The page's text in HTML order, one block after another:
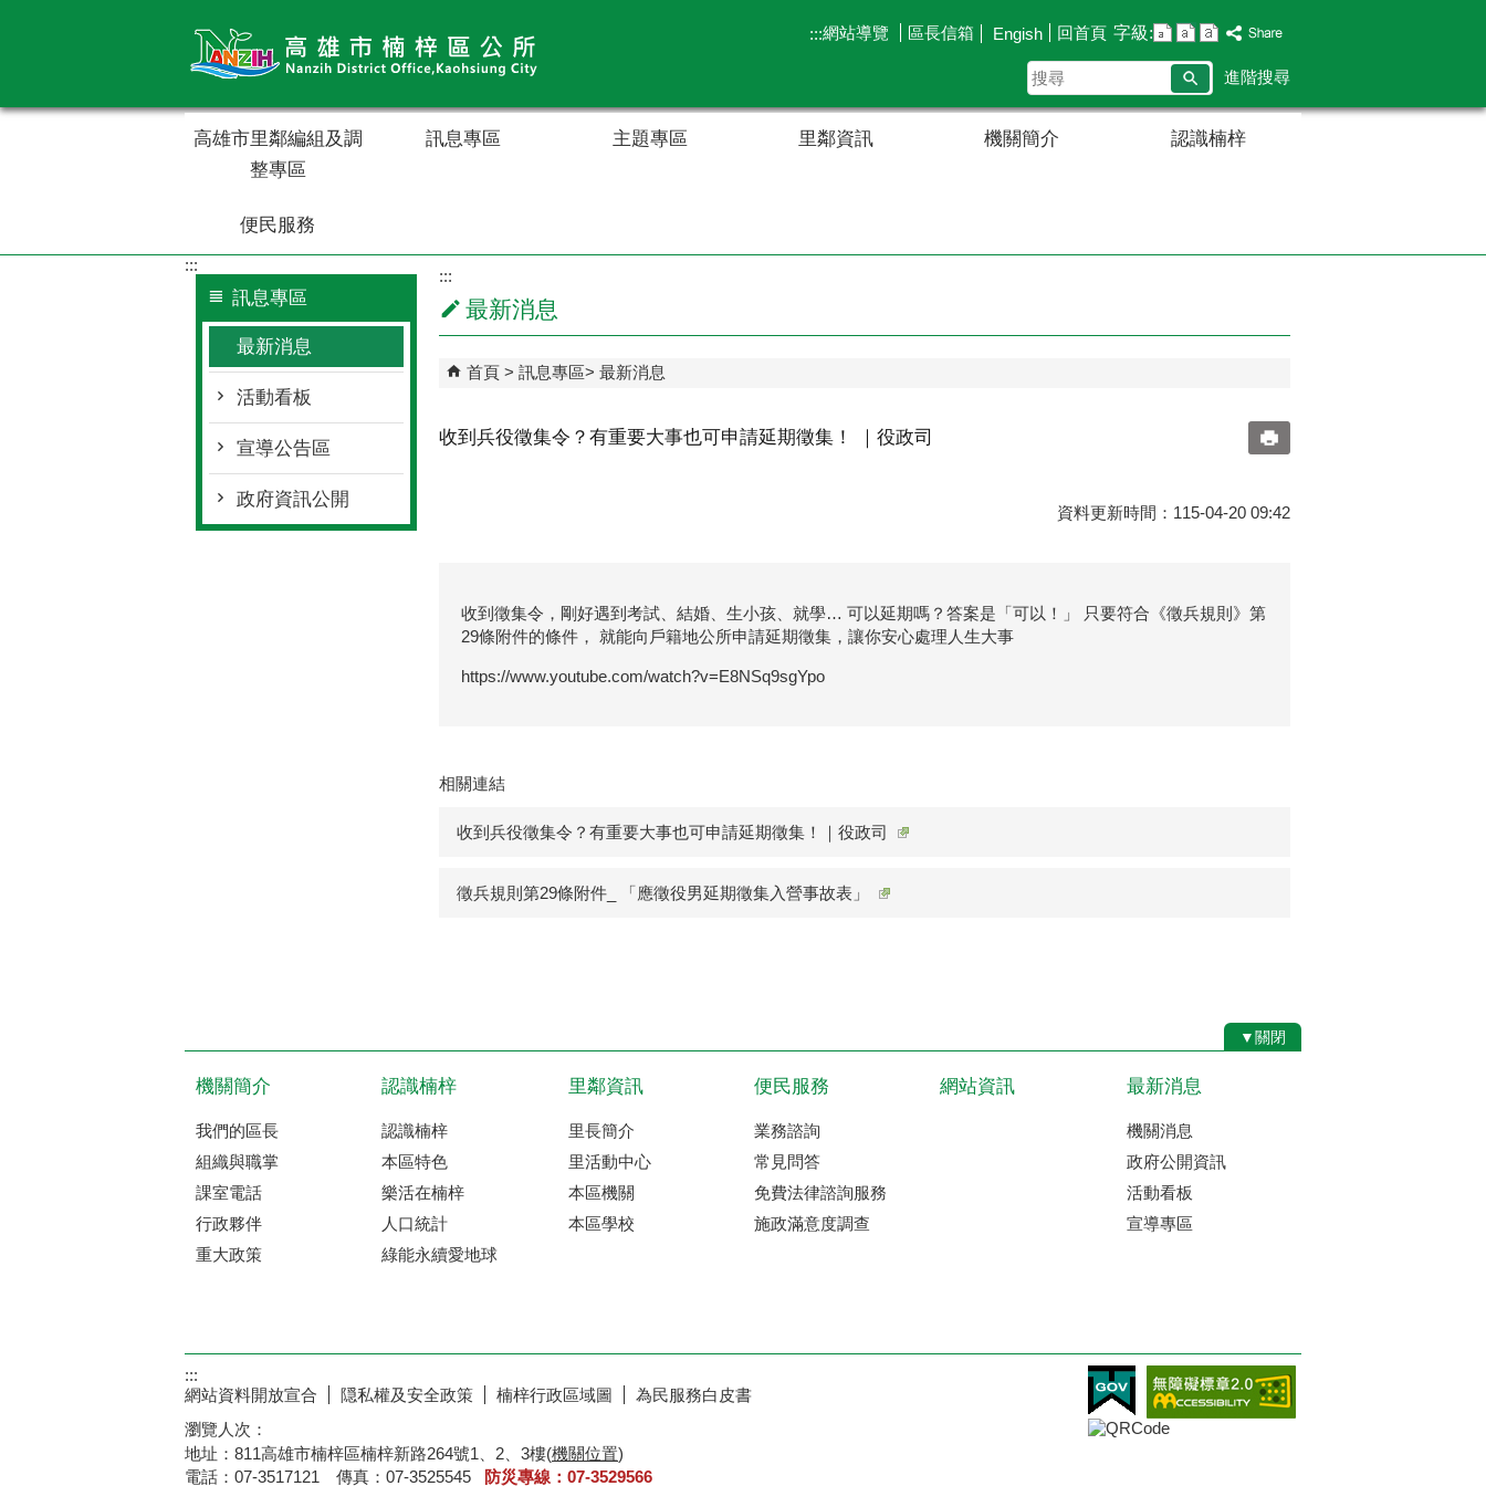
:::網站導覽 區長信箱 Engish 回首頁 字級:
搜
尋
進階搜尋
高雄市里鄰編組及調
整專區
訊息專區 主題專區 里鄰資訊 機關簡介 認識楠梓
便民服務
:::
訊息專區
最新消息
活動看板
宣導公告區
政府資訊公開
:::
最新消息
首頁 訊息專區 最新消息
收到兵役徵集令？有重要大事也可申請延期徵集！ ｜役政司
資料更新時間：115-04-20 09:42
收到徵集令，剛好遇到考試、結婚、生小孩、就學… 可以延期嗎？答案是「可以！」 只要符合《徵兵規則》第
29條附件的條件， 就能向戶籍地公所申請延期徵集，讓你安心處理人生大事
https://www.youtube.com/watch?v=E8NSq9sgYpo
相關連結
收到兵役徵集令？有重要大事也可申請延期徵集！｜役政司
徵兵規則第29條附件_ 「應徵役男延期徵集入營事故表」
▼關閉
機關簡介
我們的區長
組織與職掌
課室電話
行政夥伴
重大政策
認識楠梓
認識楠梓
本區特色
樂活在楠梓
人口統計
綠能永續愛地球
里鄰資訊
里長簡介
里活動中心
本區機關
本區學校
便民服務
業務諮詢
常見問答
免費法律諮詢服務
施政滿意度調查
網站資訊 最新消息
機關消息
政府公開資訊
活動看板
宣導專區
:::
網站資料開放宣合
隠私權及安全政策 楠梓行政區域圖
為民服務白皮書
瀏覽人次：
地址：811高雄市楠梓區楠梓新路264號1、2、3樓(機關位置)
電話：07-3517121 傳真：07-3525545
防災專線：07-3529566